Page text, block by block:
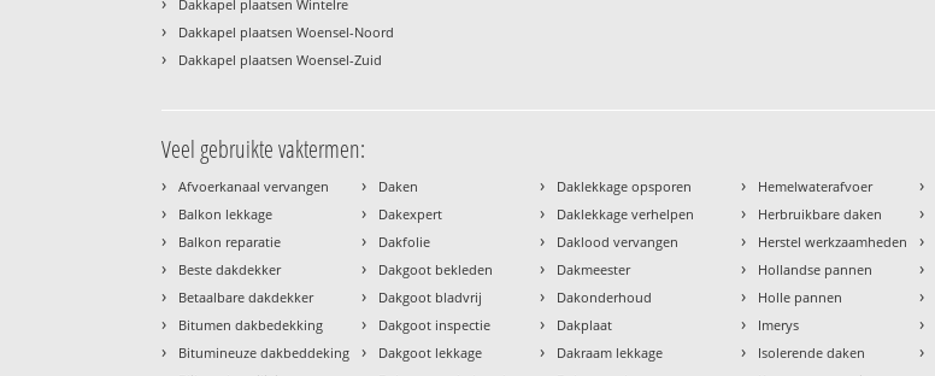
Dakkapel plaatsen Wintelre
› Dakkapel plaatsen Woensel-Noord
› Dakkapel plaatsen Woensel-Zuid
Veel gebruikte vaktermen:
› Afvoerkanaal vervangen
› Balkon lekkage
› Balkon reparatie
› Beste dakdekker
› Betaalbare dakdekker
› Bitumen dakbedekking
› Bitumineuze dakbeddeking
› Daken
› Dakexpert
› Dakfolie
› Dakgoot bekleden
› Dakgoot bladvrij
› Dakgoot inspectie
› Dakgoot lekkage
› Daklekkage opsporen
› Daklekkage verhelpen
› Daklood vervangen
› Dakmeester
› Dakonderhoud
› Dakplaat
› Dakraam lekkage
› Hemelwaterafvoer
› Herbruikbare daken
› Herstel werkzaamheden
› Hollandse pannen
› Holle pannen
› Imerys
› Isolerende daken
›
›
›
›
›
›
›